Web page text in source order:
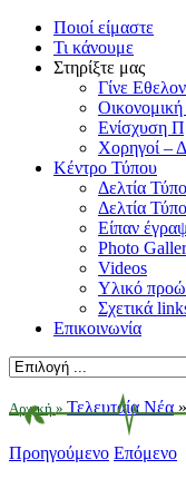
Ποιοί είμαστε
Τι κάνουμε
Στηρίξτε μας
Γίνε
Ενίσχυση
Χορηγοί –
Κέντρο Τύπου
Δελτία
Δελτία
Είπαν
Photo
Videos
Υλικό
Σχετικά
Επικοινωνία
Αρχική » Τελευταία Νέα »
Προηγούμενο Επόμενο